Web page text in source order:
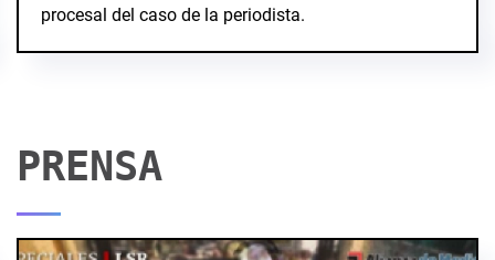
procesal del caso de la periodista.
PRENSA